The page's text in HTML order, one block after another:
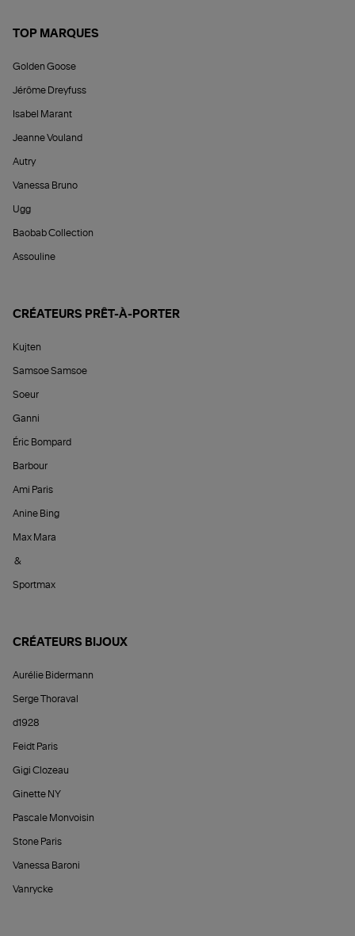
TOP MARQUES
Golden Goose
Jérôme Dreyfuss
Isabel Marant
Jeanne Vouland
Autry
Vanessa Bruno
Ugg
Baobab Collection
Assouline
CRÉATEURS PRÊT-À-PORTER
Kujten
Samsoe Samsoe
Soeur
Ganni
Éric Bompard
Barbour
Ami Paris
Anine Bing
Max Mara
&
Sportmax
CRÉATEURS BIJOUX
Aurélie Bidermann
Serge Thoraval
d1928
Feidt Paris
Gigi Clozeau
Ginette NY
Pascale Monvoisin
Stone Paris
Vanessa Baroni
Vanrycke